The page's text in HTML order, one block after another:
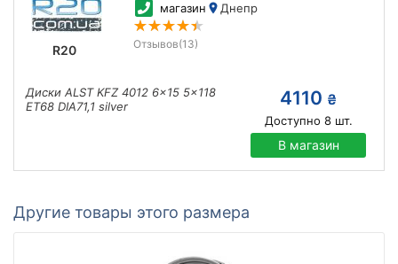
R20
магазин Днепр
Отзывов(13)
Диски ALST KFZ 4012 6x15 5x118
ET68 DIA71,1 silver
4110 ₴
Доступно 8шт.
В магазин
Другие товары этого размера